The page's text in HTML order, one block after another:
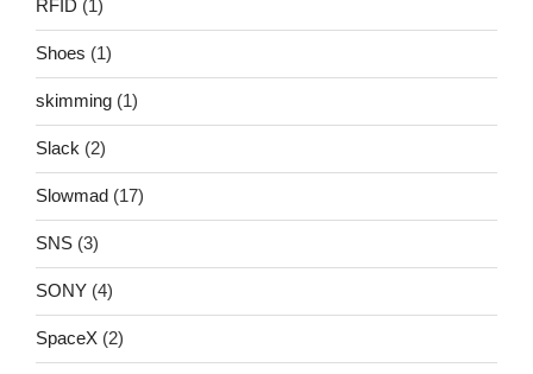
RFID (1)
Shoes (1)
skimming (1)
Slack (2)
Slowmad (17)
SNS (3)
SONY (4)
SpaceX (2)